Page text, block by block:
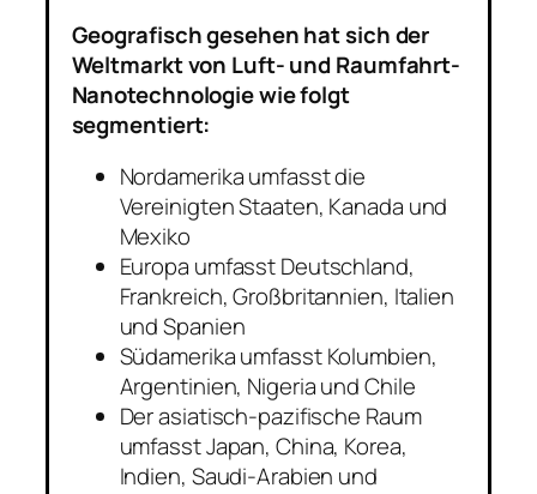
Geografisch gesehen hat sich der
Weltmarkt von Luft- und Raumfahrt-
Nanotechnologie wie folgt
segmentiert:
Nordamerika umfasst die
Vereinigten Staaten, Kanada und
Mexiko
Europa umfasst Deutschland,
Frankreich, Großbritannien, Italien
und Spanien
Südamerika umfasst Kolumbien,
Argentinien, Nigeria und Chile
Der asiatisch-pazifische Raum
umfasst Japan, China, Korea,
Indien, Saudi-Arabien und